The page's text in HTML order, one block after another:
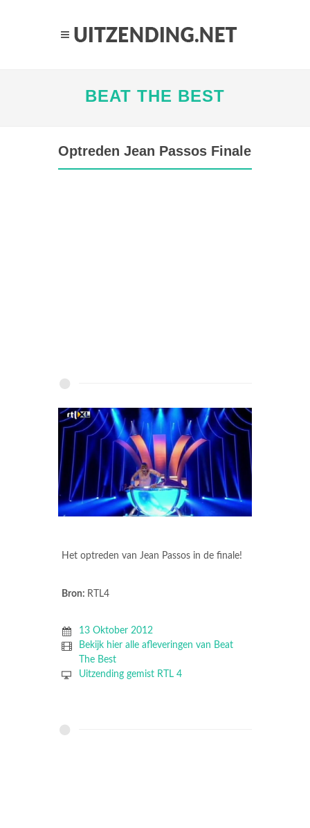
BEAT THE BEST
Optreden Jean Passos Finale
Het optreden van Jean Passos in de finale!
Bron: RTL4
13 Oktober 2012
Bekijk hier alle afleveringen van Beat
The Best
Uitzending gemist RTL 4